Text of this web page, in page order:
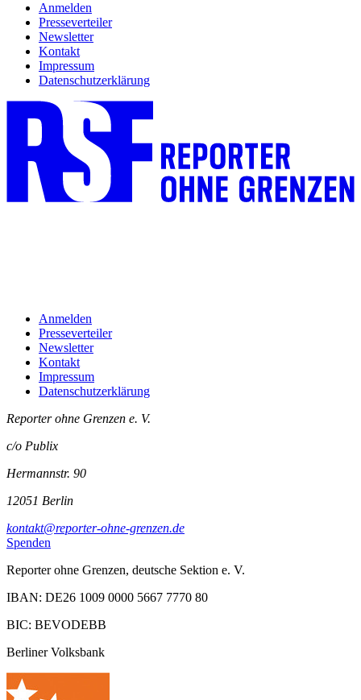
Anmelden
Presseverteiler
Newsletter
Kontakt
Impressum
Datenschutzerklärung
Anmelden
Presseverteiler
Newsletter
Kontakt
Impressum
Datenschutzerklärung
Reporter ohne Grenzen e. V.
c/o Publix
Hermannstr. 90
12051 Berlin
kontakt@reporter-ohne-grenzen.de
Spenden
Reporter ohne Grenzen, deutsche Sektion e. V.
IBAN: DE26 1009 0000 5667 7770 80
BIC: BEVODEBB
Berliner Volksbank